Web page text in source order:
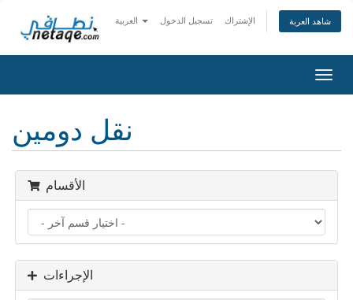
تسجيل الدخول الإشتراك شاهد العربة
تبديل
التنقل
نقل دومين
الأقسام
الإجراءات